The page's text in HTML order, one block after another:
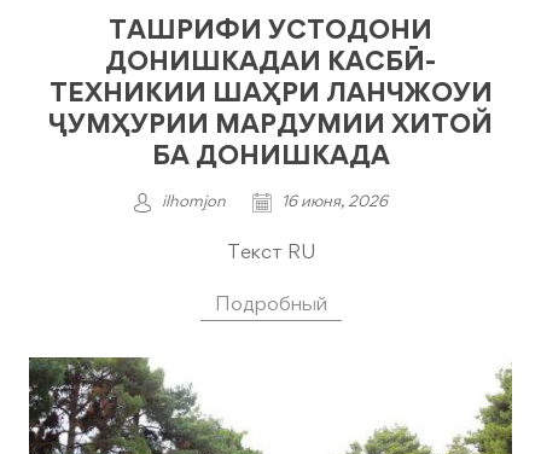
ТАШРИФИ УСТОДОНИ
ДОНИШКАДАИ КАСБӢ-
ТЕХНИКИИ ШАҲРИ ЛАНЧЖОУИ
ҶУМҲУРИИ МАРДУМИИ ХИТОЙ
БА ДОНИШКАДА
ilhomjon 16 июня, 2026
Текст RU
Подробный